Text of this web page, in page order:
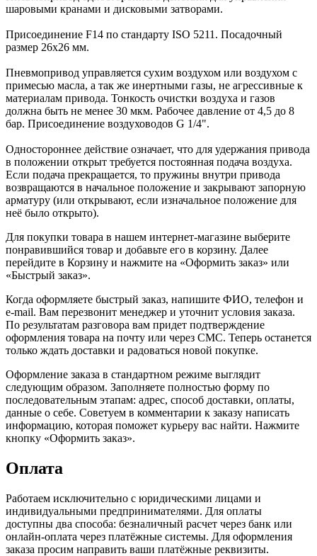
шаровыми кранами и дисковыми затворами.
Присоединение F14 по стандарту ISO 5211. Посадочный
размер 26х26 мм.
Пневмопривод управляется сухим воздухом или воздухом с
примесью масла, а так же инертными газы, не агрессивные к
материалам привода. Тонкость очистки воздуха и газов
должна быть не менее 30 мкм. Рабочее давление от 4,5 до 8
бар. Присоединение воздуховодов G 1/4".
Одностороннее действие означает, что для удержания привода
в положении открыт требуется постоянная подача воздуха.
Если подача прекращается, то пружины внутри привода
возвращаются в начальное положение и закрывают запорную
арматуру (или открывают, если изначальное положение для
неё было открыто).
Для покупки товара в нашем интернет-магазине выберите
понравившийся товар и добавьте его в корзину. Далее
перейдите в Корзину и нажмите на «Оформить заказ» или
«Быстрый заказ».
Когда оформляете быстрый заказ, напишите ФИО, телефон и
e-mail. Вам перезвонит менеджер и уточнит условия заказа.
По результатам разговора вам придет подтверждение
оформления товара на почту или через СМС. Теперь останется
только ждать доставки и радоваться новой покупке.
Оформление заказа в стандартном режиме выглядит
следующим образом. Заполняете полностью форму по
последовательным этапам: адрес, способ доставки, оплаты,
данные о себе. Советуем в комментарии к заказу написать
информацию, которая поможет курьеру вас найти. Нажмите
кнопку «Оформить заказ».
Оплата
Работаем исключительно с юридическими лицами и
индивидуальными предпринимателями. Для оплаты
доступны два способа: безналичный расчет через банк или
онлайн-оплата через платёжные системы. Для оформления
заказа просим направить ваши платёжные реквизиты.